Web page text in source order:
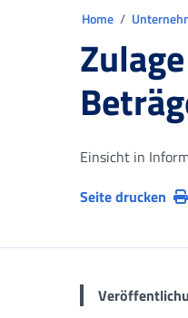
Home
Einsicht in
Seite drucken